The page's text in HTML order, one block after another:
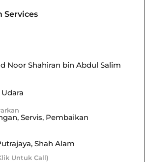
Services
Noor Shahiran bin Abdul Salim
Servis, Pembaikan
, Shah Alam
Untuk Call)